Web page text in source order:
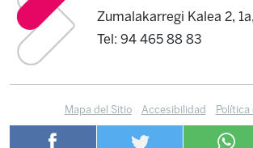
Zumalakarregi Kalea 2,
Tel: 94 465 88 83
Mapa del Sitio Accesibilidad
Política de cookies
Canal de